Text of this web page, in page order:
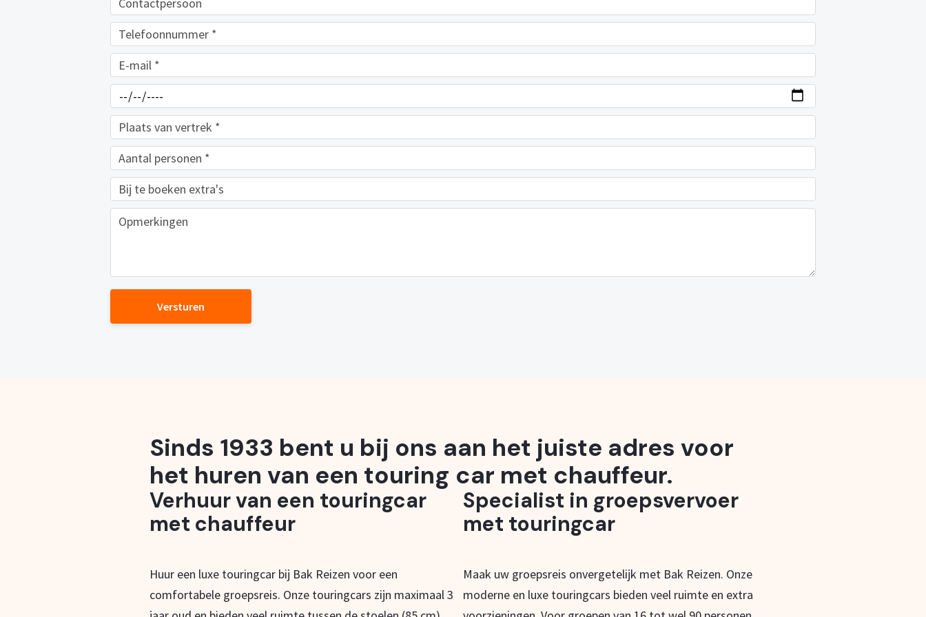
Versturen
Sinds 1933 bent u bij ons aan het juiste adres voor
het huren van een touring car met chauffeur.
Verhuur van een touringcar
met chauffeur
Huur een luxe touringcar bij Bak Reizen voor een
comfortabele groepsreis. Onze touringcars zijn maximaal 3
Specialist in groepsvervoer
met touringcar
Maak uw groepsreis onvergetelijk met Bak Reizen. Onze
moderne en luxe touringcars bieden veel ruimte en extra